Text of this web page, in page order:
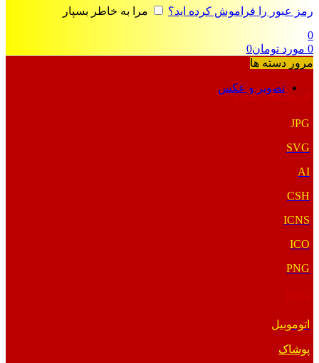
رمز عبور را فراموش کرده اید؟
مرا به خاطر بسپار
0
0 مورد تومان0
مرور دسته ها
تصویر و عکس
فرمت‌های خاص
JPG
SVG
AI
CSH
ICNS
ICO
PNG
اتوموبیل
پوشاک